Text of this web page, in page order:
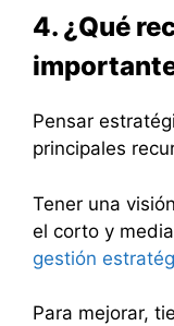
4. ¿Qué
Pensar
principales
Tener una
el corto y
gestión
Para mejorar,